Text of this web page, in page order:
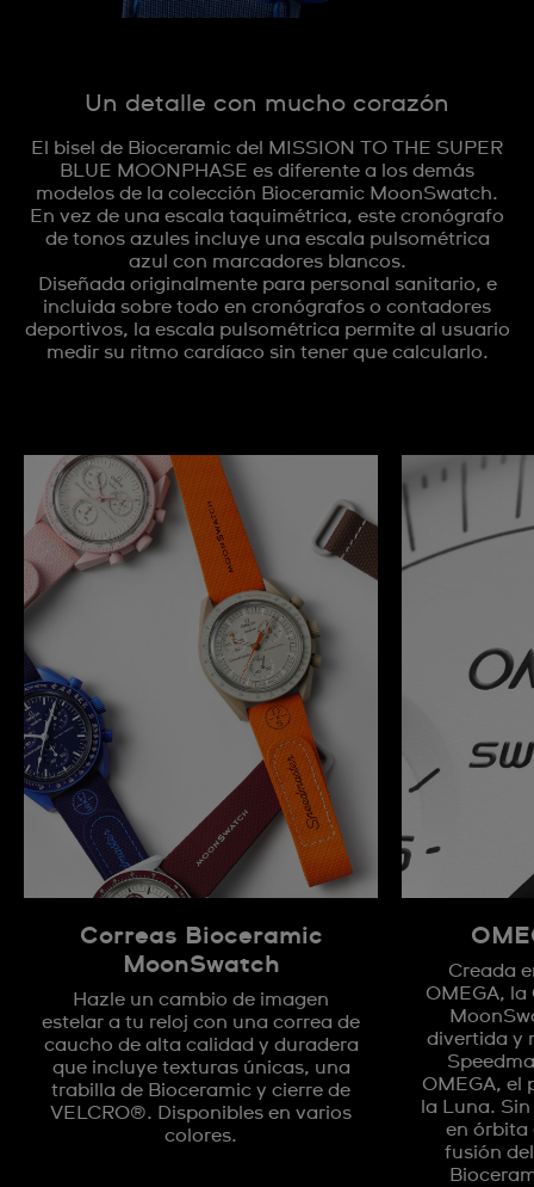
Un detalle con mucho corazón
El bisel de Bioceramic del MISSION TO THE SUPER
BLUE MOONPHASE es diferente a los demás
modelos de la colección Bioceramic MoonSwatch.
En vez de una escala taquimétrica, este cronógrafo
de tonos azules incluye una escala pulsométrica
azul con marcadores blancos.
Diseñada originalmente para personal sanitario, e
incluida sobre todo en cronógrafos o contadores
deportivos, la escala pulsométrica permite al usuario
medir su ritmo cardíaco sin tener que calcularlo.
Correas Bioceramic
MoonSwatch
Hazle un cambio de imagen
estelar a tu reloj con una correa de
caucho de alta calidad y duradera
que incluye texturas únicas, una
trabilla de Bioceramic y cierre de
VELCRO®. Disponibles en varios
colores.
Creada
OMEGA,
divertida y
OMEGA, el
la Luna.
en órbita
fusión